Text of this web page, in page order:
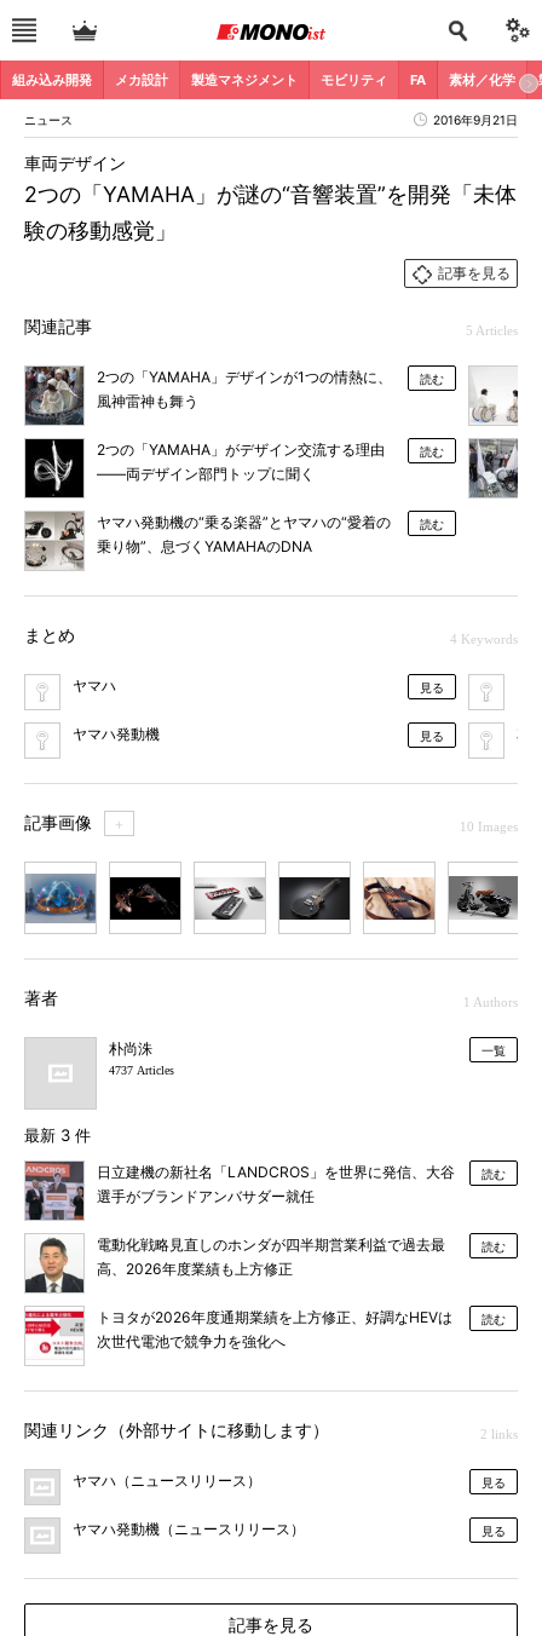
組み込み開発 メカ設計 製造マネジメント モビリティ FA 素材／化学
ニュース 2016年9月21日
2つの「YAMAHA」が謎の“音響装置”を開発「未体
験の移動感覚」
車両デザイン
記事を見る
関連記事 5 Articles
2つの「YAMAHA」デザインが1つの情熱に、
風神雷神も舞う
読む
2つの「YAMAHA」がデザイン交流する理由
――両デザイン部門トップに聞く
読む
ヤマハ発動機の“乗る楽器”とヤマハの“愛着の
乗り物”、息づくYAMAHAのDNA
読む
まとめ 4 Keywords
ヤマハ 見る
ヤマハ発動機 見る 車
記事画像 ＋ 10 Images
著者 1 Authors
朴尚洙
4737 Articles
一覧
最新 3 件
日立建機の新社名「LANDCROS」を世界に発信、大谷
選手がブランドアンバサダー就任
読む
電動化戦略見直しのホンダが四半期営業利益で過去最
高、2026年度業績も上方修正
読む
トヨタが2026年度通期業績を上方修正、好調なHEVは
次世代電池で競争力を強化へ
読む
関連リンク（外部サイトに移動します） 2 links
ヤマハ（ニュースリリース） 見る
ヤマハ発動機（ニュースリリース） 見る
記事を見る